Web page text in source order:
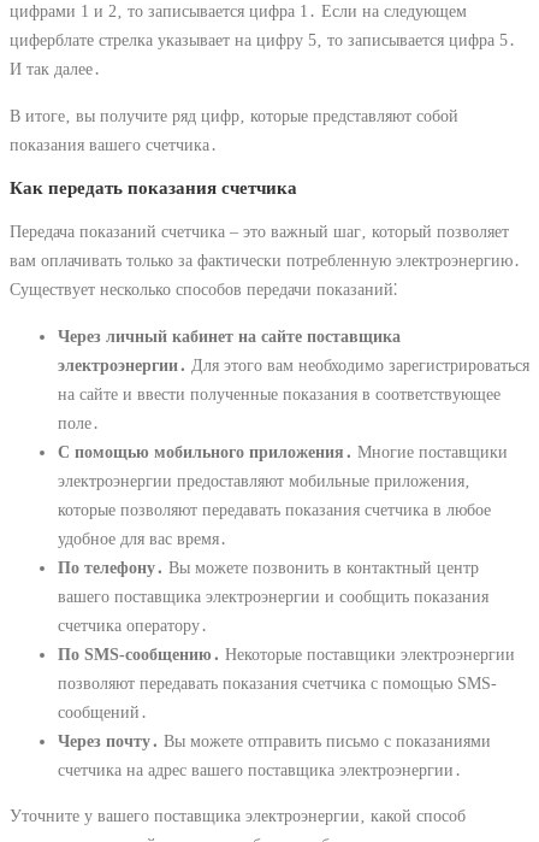
цифрами 1 и 2‚ то записывается цифра 1․ Если на следующем
циферблате стрелка указывает на цифру 5‚ то записывается цифра 5․
И так далее․
В итоге‚ вы получите ряд цифр‚ которые представляют собой
показания вашего счетчика․
Как передать показания счетчика
Передача показаний счетчика – это важный шаг‚ который позволяет
вам оплачивать только за фактически потребленную электроэнергию․
Существует несколько способов передачи показаний⁚
Через личный кабинет на сайте поставщика
электроэнергии․ Для этого вам необходимо зарегистрироваться
на сайте и ввести полученные показания в соответствующее
поле․
С помощью мобильного приложения․ Многие поставщики
электроэнергии предоставляют мобильные приложения‚
которые позволяют передавать показания счетчика в любое
удобное для вас время․
По телефону․ Вы можете позвонить в контактный центр
вашего поставщика электроэнергии и сообщить показания
счетчика оператору․
По SMS-сообщению․ Некоторые поставщики электроэнергии
позволяют передавать показания счетчика с помощью SMS-
сообщений․
Через почту․ Вы можете отправить письмо с показаниями
счетчика на адрес вашего поставщика электроэнергии․
Уточните у вашего поставщика электроэнергии‚ какой способ